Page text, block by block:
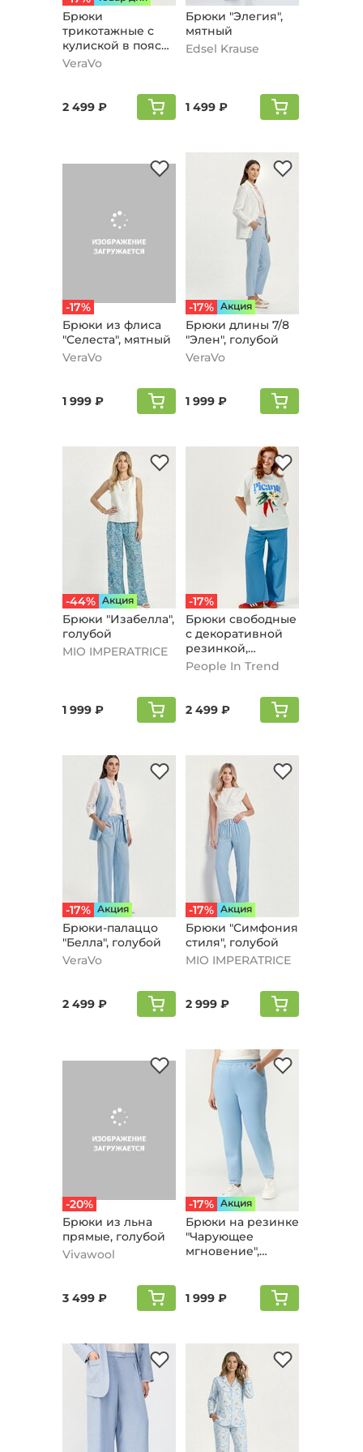
Брюки
трикотажные с
кулиской в поясе,
бирюзовый
VeraVo
2 499 ₽
Брюки "Элегия",
мятный
Edsel Krause
1 499 ₽
-17%
Брюки из флиса
"Cелеста", мятный
VeraVo
1 999 ₽
-17% Aкция
Брюки длины 7/8
"Элен", голубой
VeraVo
1 999 ₽
-44% Aкция
Брюки "Изабелла",
голубой
MIO IMPERATRICE
1 999 ₽
-17%
Брюки свободные
с декоративной
резинкой,
голубой
People In Trend
2 499 ₽
-17% Aкция
Брюки-палаццо
"Белла", голубой
VeraVo
2 499 ₽
-17% Aкция
Брюки "Симфония
стиля", голубой
MIO IMPERATRICE
2 999 ₽
-20%
Брюки из льна
пpямые, голубой
Vivawool
3 499 ₽
-17% Aкция
Брюки на резинке
"Чарующее
мгновение",
1 999 ₽